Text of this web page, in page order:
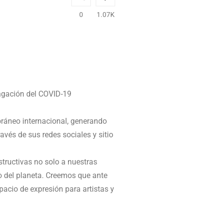
0 1.07K
del COVID-19
internacional, generando
de sus redes sociales y sitio
no solo a nuestras
planeta. Creemos que ante
de expresión para artistas y